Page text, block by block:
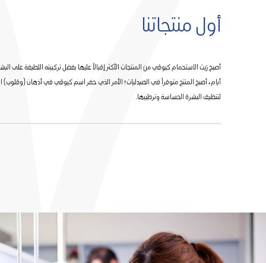
أول منتجاتنا
أصبح زيت الاستحمام كيوڤي من المنتجات الأكثر إقبالاً عليها بفضل تركيبته اللطيفة على
أيام، أصبح المنتج متوفراً في الصيدليات؛ الأمر الذي حفر اسم كيوڤي في أذهان (وقلوب)
لتنظيف البشرة الحساسة وترطيبها.